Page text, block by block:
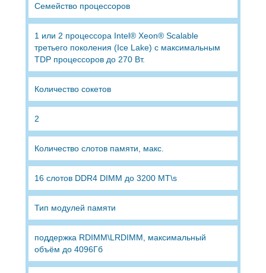
Семейство процессоров
1 или 2 процессора Intel® Xeon® Scalable
третьего поколения (Ice Lake) с максимальным
TDP процессоров до 270 Вт.
Количество сокетов
2
Количество слотов памяти, макс.
16 слотов DDR4 DIMM до 3200 MT\s
Тип модулей памяти
поддержка RDIMM\LRDIMM, максимальный
объём до 4096Гб